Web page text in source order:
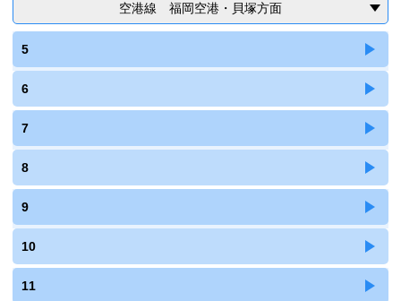
空港線 福岡空港・貝塚方面
5
6
7
8
9
10
11